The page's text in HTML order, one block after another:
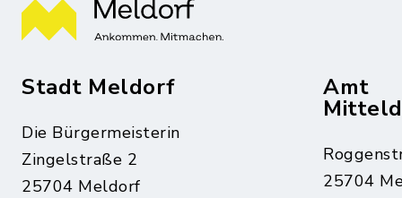
Stadt Meldorf
Die Bürgermeisterin
Zingelstraße 2
25704 Meldorf
Amt
25704